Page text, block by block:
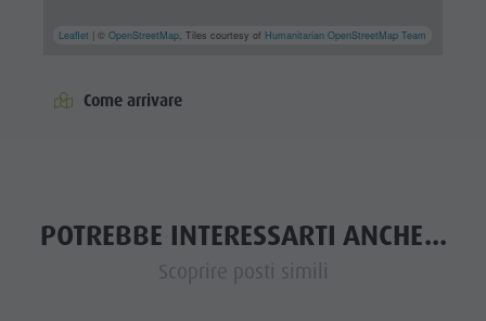
Leaflet | ©OpenStreetMap, Tiles courtesy of Humanitarian OpenStreetMap Team
Come arrivare
POTREBBE INTERESSARTI ANCHE...
Scoprire posti simili